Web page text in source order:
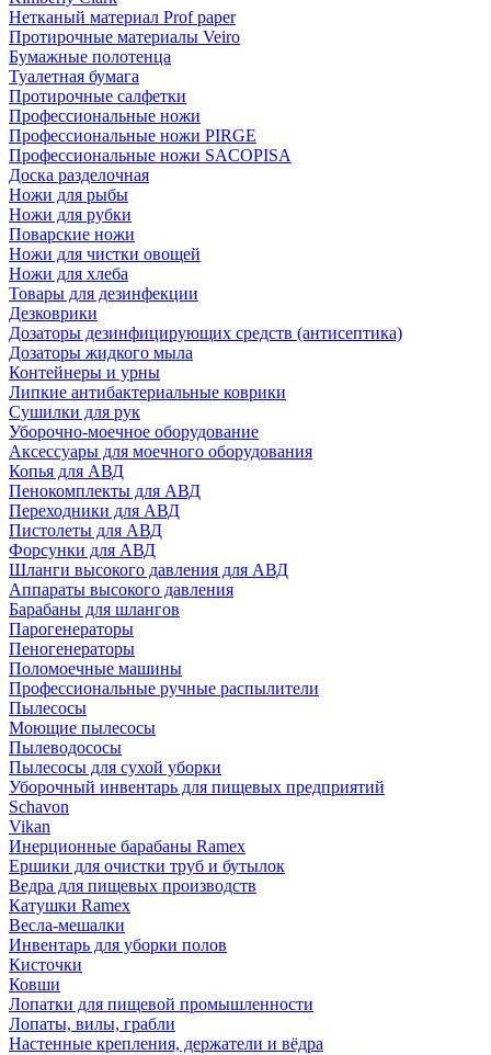
Нетканый материал Prof paper
Протирочные материалы Veiro
Бумажные полотенца
Туалетная бумага
Протирочные салфетки
Профессиональные ножи
Профессиональные ножи PIRGE
Профессиональные ножи SACOPISA
Доска разделочная
Ножи для рыбы
Ножи для рубки
Поварские ножи
Ножи для чистки овощей
Ножи для хлеба
Товары для дезинфекции
Дезковрики
Дозаторы дезинфицирующих средств (антисептика)
Дозаторы жидкого мыла
Контейнеры и урны
Липкие антибактериальные коврики
Сушилки для рук
Уборочно-моечное оборудование
Аксессуары для моечного оборудования
Копья для АВД
Пенокомплекты для АВД
Переходники для АВД
Пистолеты для АВД
Форсунки для АВД
Шланги высокого давления для АВД
Аппараты высокого давления
Барабаны для шлангов
Парогенераторы
Пеногенераторы
Поломоечные машины
Профессиональные ручные распылители
Пылесосы
Моющие пылесосы
Пылеводососы
Пылесосы для сухой уборки
Уборочный инвентарь для пищевых предприятий
Schavon
Vikan
Инерционные барабаны Ramex
Ершики для очистки труб и бутылок
Ведра для пищевых производств
Катушки Ramex
Весла-мешалки
Инвентарь для уборки полов
Кисточки
Ковши
Лопатки для пищевой промышленности
Лопаты, вилы, грабли
Настенные крепления, держатели и вёдра